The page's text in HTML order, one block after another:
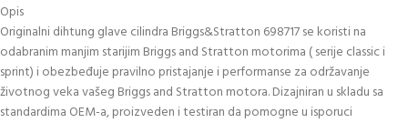
Opis
Originalni dihtung glave cilindra Briggs&Stratton 698717 se koristi na
odabranim manjim starijim Briggs and Stratton motorima ( serije classic i
sprint) i obezbeđuje pravilno pristajanje i performanse za održavanje
životnog veka vašeg Briggs and Stratton motora. Dizajniran u skladu sa
standardima OEM-a, proizveden i testiran da pomogne u isporuci